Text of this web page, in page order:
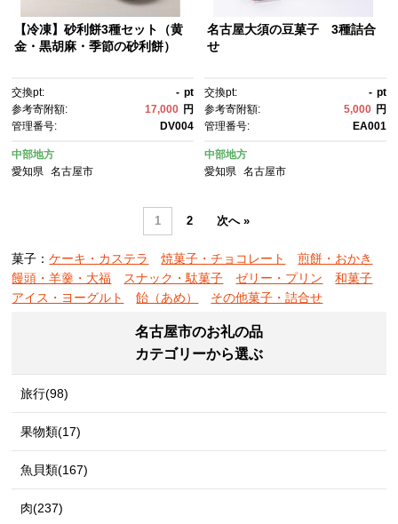
【冷凍】砂利餅3種セット（黄
金・黒胡麻・季節の砂利餅）
交換pt: - pt
参考寄附額:
17,000 円
管理番号:
DV004
中部地方
愛知県
名古屋市
名古屋大須の豆菓子 3種詰合
せ
交換pt: - pt
参考寄附額:
5,000 円
管理番号:
EA001
中部地方
愛知県 名古屋市
1 2 次へ »
菓子：ケーキ・カステラ 焼菓子・チョコレート
煎餅・おかき
饅頭・羊羹・大福
スナック・駄菓子 ゼリー・プリン
和菓子
アイス・ヨーグルト
飴（あめ） その他菓子・詰合せ
名古屋市のお礼の品
カテゴリーから選ぶ
旅行(98)
果物類(17)
魚貝類(167)
肉(237)